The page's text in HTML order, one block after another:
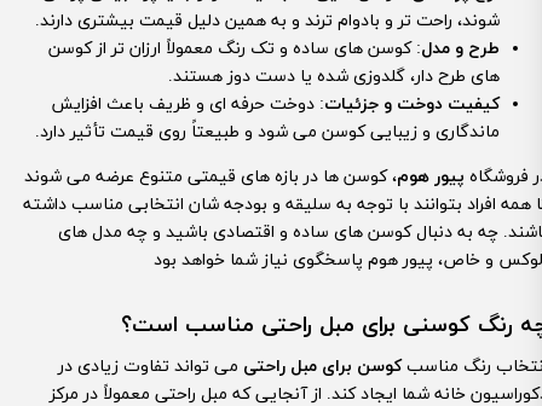
شوند، راحت تر و بادوام ترند و به همین دلیل قیمت بیشتری دارند.
طرح و مدل: کوسن های ساده و تک رنگ معمولاً ارزان تر از کوسن
های طرح دار، گلدوزی شده یا دست دوز هستند.
کیفیت دوخت و جزئیات: دوخت حرفه ای و ظریف باعث افزایش
ماندگاری و زیبایی کوسن می شود و طبیعتاً روی قیمت تأثیر دارد.
فروشگاه پیور هوم، کوسن ها در بازه های قیمتی متنوع عرضه می شوند
همه افراد بتوانند با توجه به سلیقه و بودجه شان انتخابی مناسب داشته
چه به دنبال کوسن های ساده و اقتصادی باشید و چه مدل های
رنگ کوسنی برای مبل راحتی مناسب است؟
رنگ مناسبکوسن برای مبل راحتی می تواند تفاوت زیادی در
خانه شما ایجاد کند. از آنجایی که مبل راحتی معمولاً در مرکز